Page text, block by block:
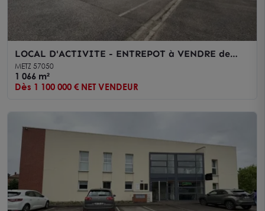
LOCAL D'ACTIVITE - ENTREPOT à VENDRE de
1066 m²
METZ 57050
1 066 m²
Dès 1 100 000 € NET VENDEUR